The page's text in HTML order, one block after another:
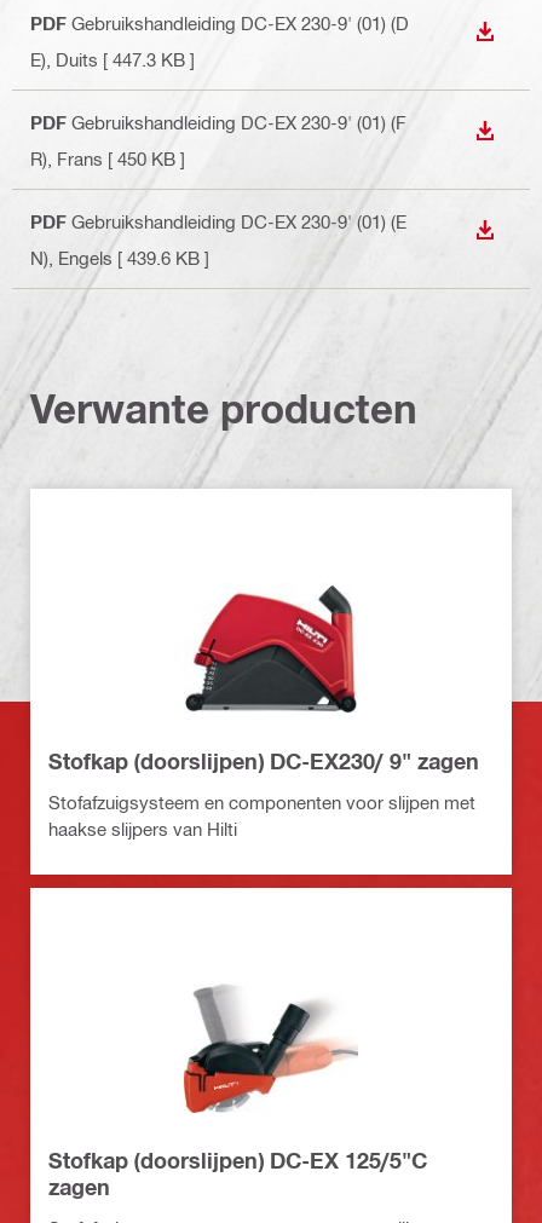
PDF Gebruikshandleiding DC-EX 230-9' (01) (D
E) , Duits [ 447.3 KB ]
PDF Gebruikshandleiding DC-EX 230-9' (01) (F
R) , Frans [ 450 KB ]
PDF Gebruikshandleiding DC-EX 230-9' (01) (E
N) , Engels [ 439.6 KB ]
Verwante producten
Stofkap (doorslijpen) DC-EX230/ 9" zagen
Stofafzuigsysteem en componenten voor slijpen met
haakse slijpers van Hilti
Stofkap (doorslijpen) DC-EX 125/5"C
zagen